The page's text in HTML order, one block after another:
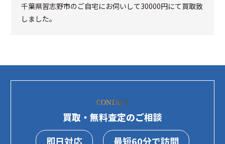
千葉県習志野市のご自宅にお伺いして30000円にて買取致
しました。
CONTACT
買取・無料査定のご相談
即日対応
最短60分で訪問